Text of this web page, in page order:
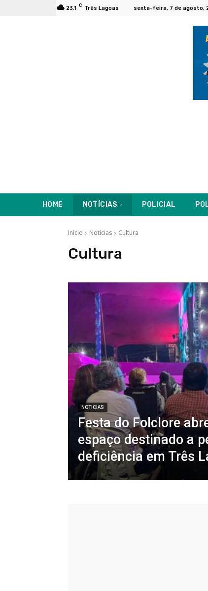
23.1 C Três Lagoas sexta-feira, 7 de agosto,
HOME NOTÍCIAS POLICIAL
Início Notícias Cultura
Cultura
NOTICIAS
Festa do Folclore
espaço destinado a
deficiência em Três